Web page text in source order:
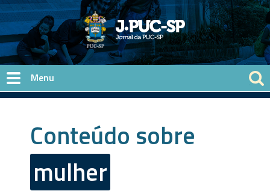
Pular para o conteúdo principal
Conteúdo sobre
mulher